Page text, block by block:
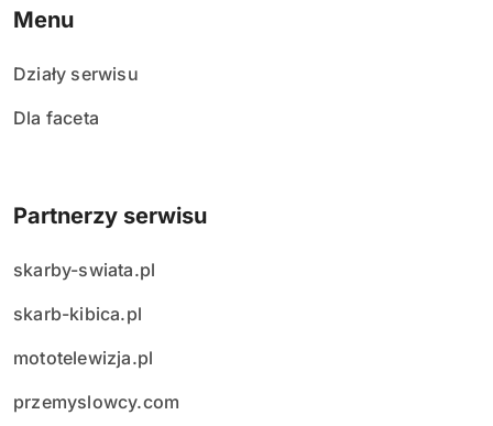
Menu
Działy serwisu
Dla faceta
Partnerzy serwisu
skarby-swiata.pl
skarb-kibica.pl
mototelewizja.pl
przemyslowcy.com